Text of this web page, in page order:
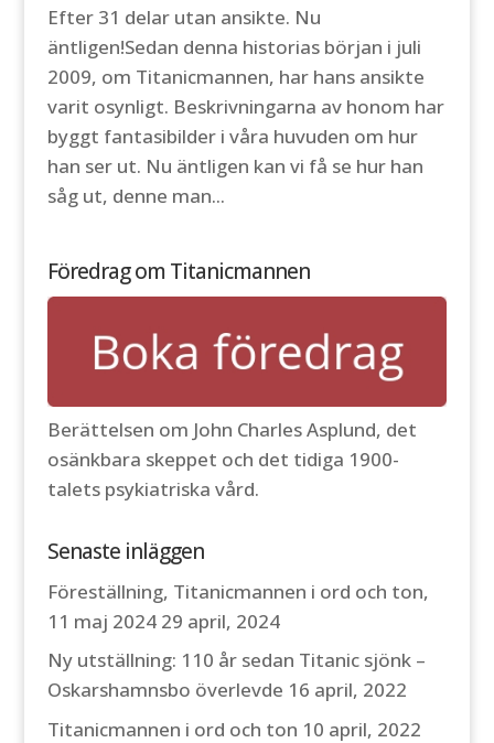
Efter 31 delar utan ansikte. Nu
äntligen!Sedan denna historias början i juli
2009, om Titanicmannen, har hans ansikte
varit osynligt. Beskrivningarna av honom har
byggt fantasibilder i våra huvuden om hur
han ser ut. Nu äntligen kan vi få se hur han
såg ut, denne man...
Föredrag om Titanicmannen
Berättelsen om John Charles Asplund, det
osänkbara skeppet och det tidiga 1900-
talets psykiatriska vård.
Senaste inläggen
Föreställning, Titanicmannen i ord och ton,
11 maj 2024 29 april, 2024
Ny utställning: 110 år sedan Titanic sjönk –
Oskarshamnsbo överlevde 16 april, 2022
Titanicmannen i ord och ton 10 april, 2022